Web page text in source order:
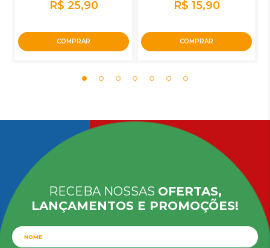
R$ 25,90
COMPRAR
R$ 15,90
COMPRAR
RECEBA NOSSAS OFERTAS,
LANÇAMENTOS E PROMOÇÕES!